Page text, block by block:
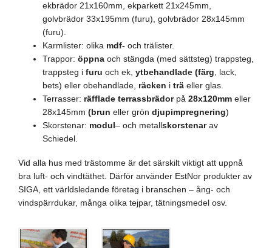
ekbrädor 21x160mm, ekparkett 21x245mm,
golvbrädor 33x195mm (furu), golvbrädor 28x145mm
(furu).
Karmlister: olika mdf- och trälister.
Trappor: öppna och stängda (med sättsteg) trappsteg,
trappsteg i furu och ek, ytbehandlade (färg , lack,
bets) eller obehandlade, räcken i trä eller glas.
Terrasser: räfflade terrassbrädorpå 28x120mm eller
28x145mm (brun eller grön djupimpregnering)
Skorstenar: modul– och metallskorstenarav
Schiedel.
Vid alla hus med trästomme är det särskilt viktigt att uppnå
bra luft- och vindtäthet. Därför använder EstNor produkter av
SIGA, ett världsledande företag i branschen – ång- och
vindspärrdukar, många olika tejpar, tätningsmedel osv.